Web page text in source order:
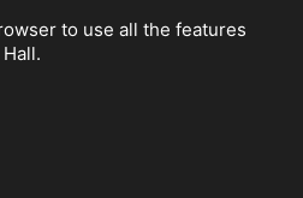
to use all the features